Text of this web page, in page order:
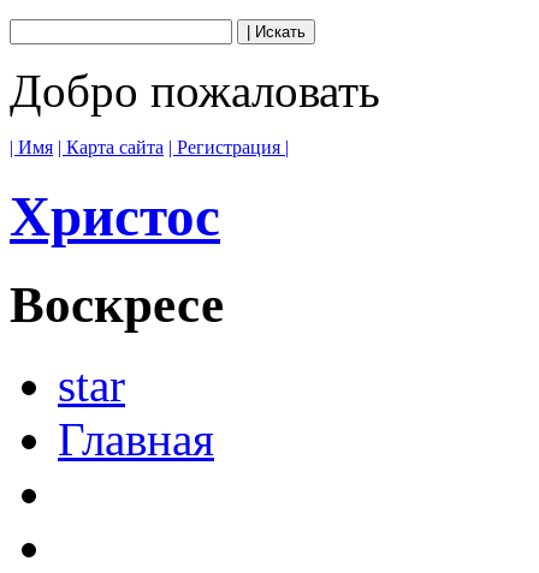
Добро пожаловать
| Имя | Карта сайта | Регистрация |
Христос
Воскресе
star
Главная